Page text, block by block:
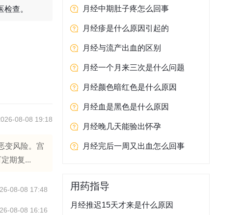
查。
08-08 19:18
变风险。宫
期复...
08-08 17:48
08-08 16:16
月经中期肚子疼怎么回事
月经疹是什么原因引起的
月经与流产出血的区别
月经一个月来三次是什么问题
月经颜色暗红色是什么原因
月经血是黑色是什么原因
月经晚几天能验出怀孕
月经完后一周又出血怎么回事
用药指导
月经推迟15天才来是什么原因